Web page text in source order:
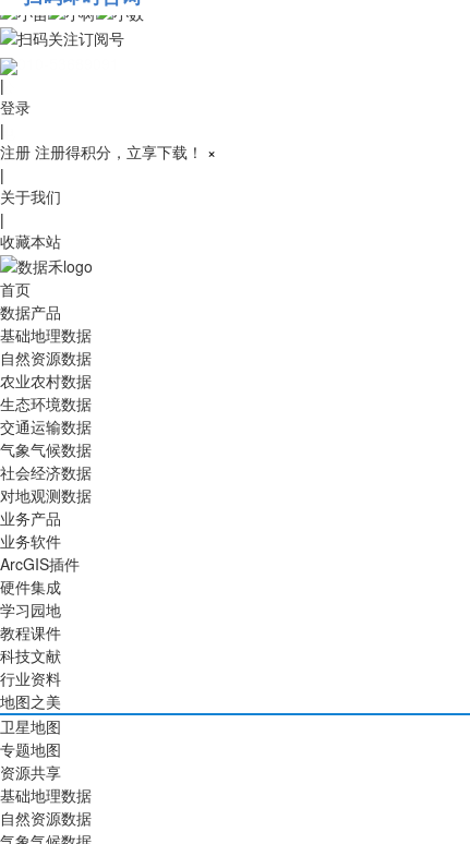
010-53689091
|
登录
|
注册 注册得积分，立享下载！ ×
|
关于我们
|
收藏本站
首页
数据产品
基础地理数据
自然资源数据
农业农村数据
生态环境数据
交通运输数据
气象气候数据
社会经济数据
对地观测数据
业务产品
业务软件
ArcGIS插件
硬件集成
学习园地
教程课件
科技文献
行业资料
地图之美
卫星地图
专题地图
资源共享
基础地理数据
自然资源数据